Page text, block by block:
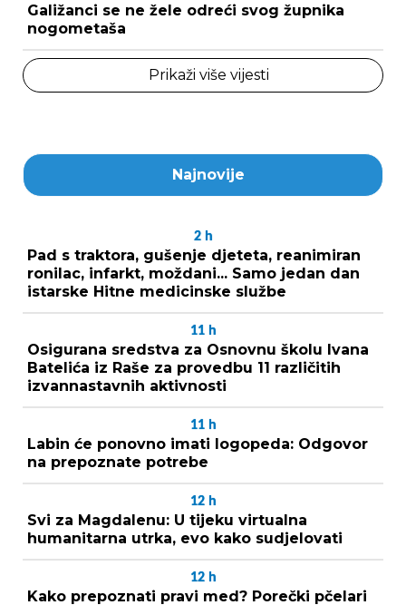
Galižanci se ne žele odreći svog župnika
nogometaša
Prikaži više vijesti
Najnovije
2 h
Pad s traktora, gušenje djeteta, reanimiran
ronilac, infarkt, moždani... Samo jedan dan
istarske Hitne medicinske službe
11 h
Osigurana sredstva za Osnovnu školu Ivana
Batelića iz Raše za provedbu 11 različitih
izvannastavnih aktivnosti
11 h
Labin će ponovno imati logopeda: Odgovor
na prepoznate potrebe
12 h
Svi za Magdalenu: U tijeku virtualna
humanitarna utrka, evo kako sudjelovati
12 h
Kako prepoznati pravi med? Porečki pčelari